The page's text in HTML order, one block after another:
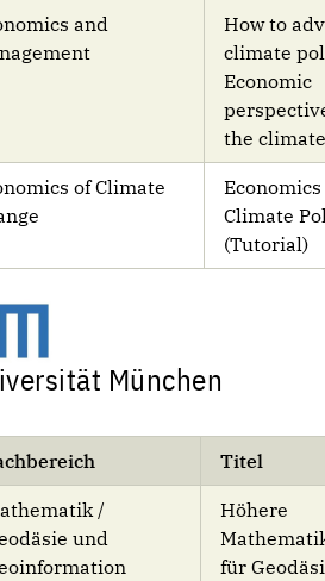
and
How to
climate
Economic
the
of Climate
Economics
Climate
(Tutorial)
München
Titel
/
und
Höhere
für